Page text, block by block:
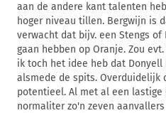
aan de andere kant talenten
hoger niveau tillen. Bergwijn is
verwacht dat bijv. een Stengs
gaan hebben op Oranje. Zou
ik toch het idee heb dat
alsmede de spits.
potentieel. Al met al een lastige
normaliter zo'n zeven